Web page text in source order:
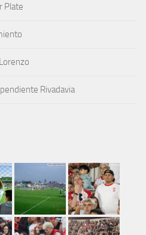
Plate
Rivadavia